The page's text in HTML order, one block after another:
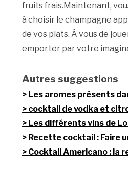
fruits frais.Maintenant,
à choisir le champagne
de vos plats. À vous de
emporter par votre
Autres suggestions
Les aromes présents
cocktail de vodka et
Les différents vins de
Recette cocktail : Faire
Cocktail Americano : la